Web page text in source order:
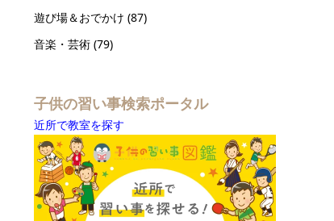
遊び場＆おでかけ (87)
音楽・芸術 (79)
子供の習い事検索ポータル
近所で教室を探す